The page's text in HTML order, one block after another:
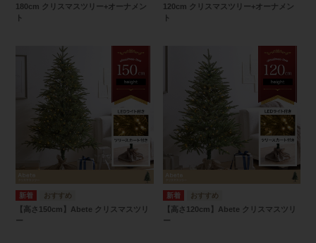
180cm クリスマスツリー+オーナメン
ト
120cm クリスマスツリー+オーナメン
ト
【高さ150cm】Abete クリスマスツリ
ー
【高さ120cm】Abete クリスマスツリ
ー